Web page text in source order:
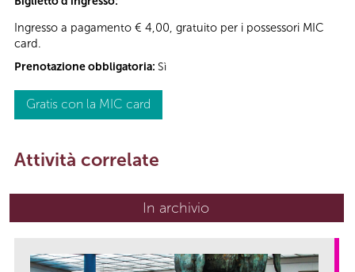
Ingresso a pagamento € 4,00, gratuito per i possessori MIC
card.
Prenotazione obbligatoria: Sì
Gratis con la MIC card
Attività correlate
In archivio